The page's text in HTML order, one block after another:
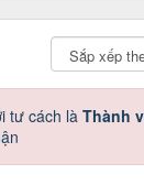
tư cách là Thành